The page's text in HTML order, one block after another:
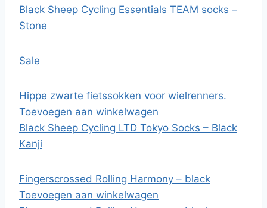
Black Sheep Cycling Essentials TEAM socks –
Stone
Sale
Hippe zwarte fietssokken voor wielrenners.
Toevoegen aan winkelwagen
Black Sheep Cycling LTD Tokyo Socks – Black
Kanji
Fingerscrossed Rolling Harmony – black
Toevoegen aan winkelwagen